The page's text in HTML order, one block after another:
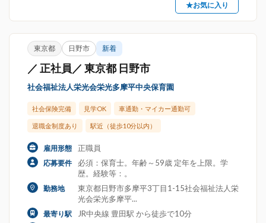
★お気に入り
東京都 日野市 新着
／ 正社員／ 東京都 日野市
社会福祉法人栄光会栄光多摩平中央保育園
社会保険完備 見学OK 車通勤・マイカー通勤可
退職金制度あり 駅近（徒歩10分以内）
雇用形態 正職員
応募要件
必須：保育士。年齢～59歳 定年を上限。学
歴。経験等：。
勤務地
東京都日野市多摩平3丁目1-15社会福祉法人栄
光会栄光多摩平...
最寄り駅 JR中央線 豊田駅 から徒歩で10分